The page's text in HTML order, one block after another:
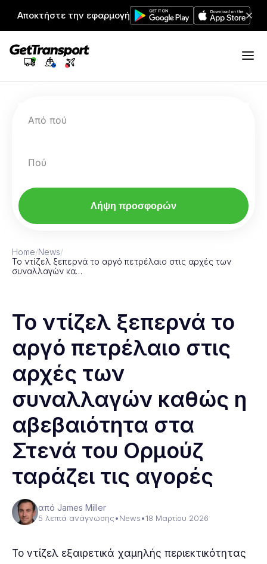
Αποκτήστε την εφαρμογή
Από πού
Πού
Λήψη προσφορών
Home/News/
Το ντίζελ ξεπερνά το αργό πετρέλαιο στις αρχές των
συναλλαγών κα…
Το ντίζελ ξεπερνά το
αργό πετρέλαιο στις
αρχές των
συναλλαγών καθώς η
αβεβαιότητα στα
Στενά του Ορμούζ
ταράζει τις αγορές
από James Miller
5 λεπτά ανάγνωσης•News•18 Μαρτίου 2026
Το ντίζελ εξαιρετικά χαμηλής περιεκτικότητας